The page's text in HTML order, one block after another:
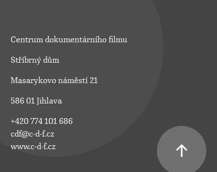
Centrum dokumentárního filmu
Stříbrný dům
Masarykovo náměstí 21
586 01 Jihlava
+420 774 101 686
cdf@c-d-f.cz
www.c-d-f.cz